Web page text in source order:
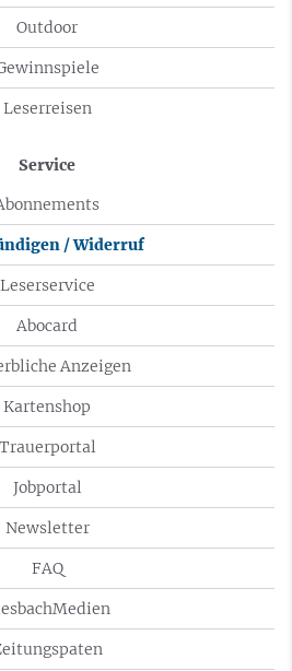
Outdoor
Leserreisen
Service
/ Widerruf
Leserservice
Abocard
Anzeigen
Kartenshop
Trauerportal
Jobportal
Newsletter
FAQ